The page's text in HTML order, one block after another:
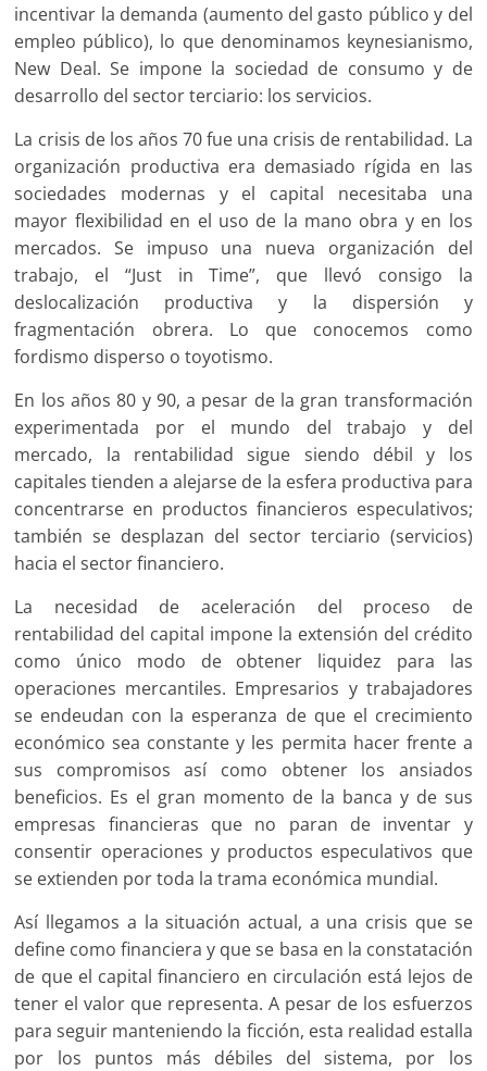
incentivar la demanda (aumento del gasto público y del
empleo público), lo que denominamos keynesianismo,
New Deal. Se impone la sociedad de consumo y de
desarrollo del sector terciario: los servicios.
La crisis de los años 70 fue una crisis de rentabilidad. La
organización productiva era demasiado rígida en las
sociedades modernas y el capital necesitaba una
mayor flexibilidad en el uso de la mano obra y en los
mercados. Se impuso una nueva organización del
trabajo, el “Just in Time”, que llevó consigo la
deslocalización productiva y la dispersión y
fragmentación obrera. Lo que conocemos como
fordismo disperso o toyotismo.
En los años 80 y 90, a pesar de la gran transformación
experimentada por el mundo del trabajo y del
mercado, la rentabilidad sigue siendo débil y los
capitales tienden a alejarse de la esfera productiva para
concentrarse en productos financieros especulativos;
también se desplazan del sector terciario (servicios)
hacia el sector financiero.
La necesidad de aceleración del proceso de
rentabilidad del capital impone la extensión del crédito
como único modo de obtener liquidez para las
operaciones mercantiles. Empresarios y trabajadores
se endeudan con la esperanza de que el crecimiento
económico sea constante y les permita hacer frente a
sus compromisos así como obtener los ansiados
beneficios. Es el gran momento de la banca y de sus
empresas financieras que no paran de inventar y
consentir operaciones y productos especulativos que
se extienden por toda la trama económica mundial.
Así llegamos a la situación actual, a una crisis que se
define como financiera y que se basa en la constatación
de que el capital financiero en circulación está lejos de
tener el valor que representa. A pesar de los esfuerzos
para seguir manteniendo la ficción, esta realidad estalla
por los puntos más débiles del sistema, por los